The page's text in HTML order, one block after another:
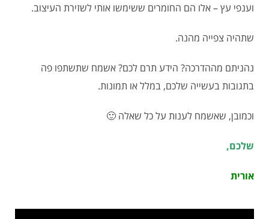
וענפי עץ – אלו הם החומרים ששימשו אותי לשזירת העיצוב.
שתהיה צפייה מהנה.
נהניתם מההדרכה? הידע תרם לכם? אשמח שתשתפו פה
בתגובות בעשייה שלכם, במלל או תמונות.
וכמובן, שאשמח לענות על כל שאלה 🙂
שלכם,
אורית